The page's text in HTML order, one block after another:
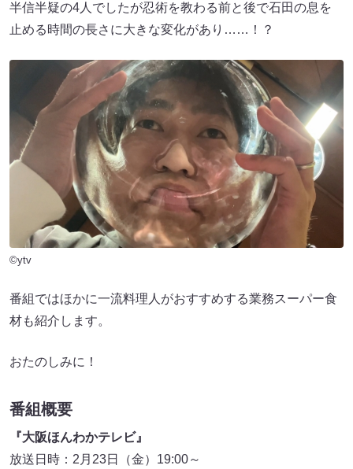
半信半疑の4人でしたが忍術を教わる前と後で石田の息を
止める時間の長さに大きな変化があり……！？
©ytv
番組ではほかに一流料理人がおすすめする業務スーパー食
材も紹介します。
おたのしみに！
番組概要
『大阪ほんわかテレビ』
放送日時：2月23日（金）19:00～